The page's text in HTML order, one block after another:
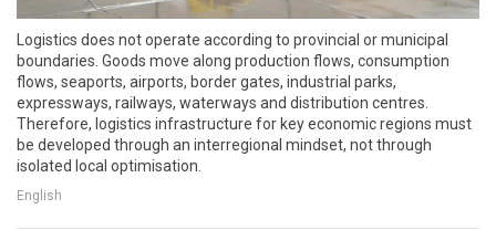
Logistics does not operate according to provincial or municipal
boundaries. Goods move along production flows, consumption
flows, seaports, airports, border gates, industrial parks,
expressways, railways, waterways and distribution centres.
Therefore, logistics infrastructure for key economic regions must
be developed through an interregional mindset, not through
isolated local optimisation.
English